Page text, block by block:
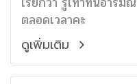
ตลอดเวลาคะ
ดูเพิ่มเติม